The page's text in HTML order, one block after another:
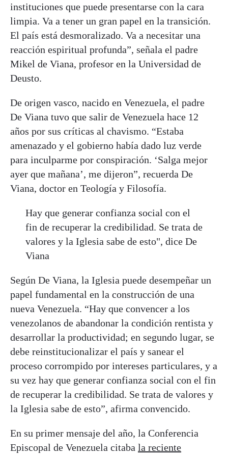
instituciones que puede presentarse con la cara
limpia. Va a tener un gran papel en la transición.
El país está desmoralizado. Va a necesitar una
reacción espiritual profunda”, señala el padre
Mikel de Viana, profesor en la Universidad de
Deusto.
De origen vasco, nacido en Venezuela, el padre
De Viana tuvo que salir de Venezuela hace 12
años por sus críticas al chavismo. “Estaba
amenazado y el gobierno había dado luz verde
para inculparme por conspiración. ‘Salga mejor
ayer que mañana’, me dijeron”, recuerda De
Viana, doctor en Teología y Filosofía.
Hay que generar confianza social con el
fin de recuperar la credibilidad. Se trata de
valores y la Iglesia sabe de esto", dice De
Viana
Según De Viana, la Iglesia puede desempeñar un
papel fundamental en la construcción de una
nueva Venezuela. “Hay que convencer a los
venezolanos de abandonar la condición rentista y
desarrollar la productividad; en segundo lugar, se
debe reinstitucionalizar el país y sanear el
proceso corrompido por intereses particulares, y a
su vez hay que generar confianza social con el fin
de recuperar la credibilidad. Se trata de valores y
la Iglesia sabe de esto”, afirma convencido.
En su primer mensaje del año, la Conferencia
Episcopal de Venezuela citaba la reciente